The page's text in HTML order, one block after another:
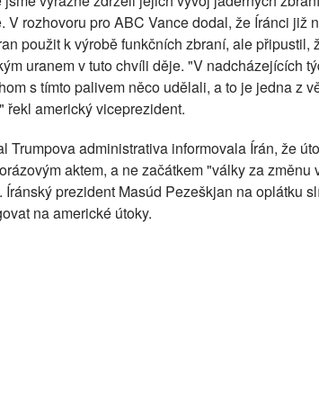
V rozhovoru pro ABC Vance dodal, že Íránci již
použit k výrobě funkčních zbraní, ale připustil,
uranem v tuto chvíli děje. "V nadcházejících
s tímto palivem něco udělali, a to je jedna z
řekl americký viceprezident.
Trumpova administrativa informovala Írán, že
aktem, a ne začátkem "války za změnu
prezident Masúd Pezeškjan na oplátku
na americké útoky.